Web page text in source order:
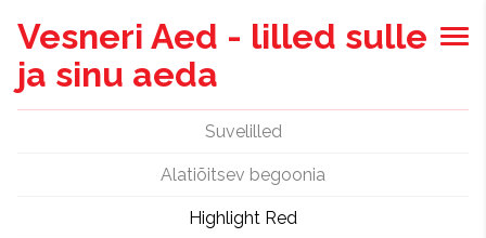
Vesneri Aed - lilled sulle
ja sinu aeda
Suvelilled
Alatiõitsev begoonia
Highlight Red